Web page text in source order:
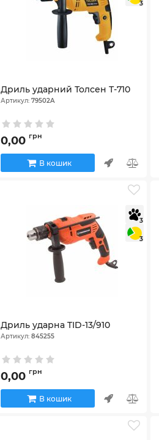
3
Дриль ударний Толсен Т-710
Артикул:79502A
0,00 грн
В кошик
3
3
Дриль ударна TID-13/910
Артикул:845255
0,00 грн
В кошик